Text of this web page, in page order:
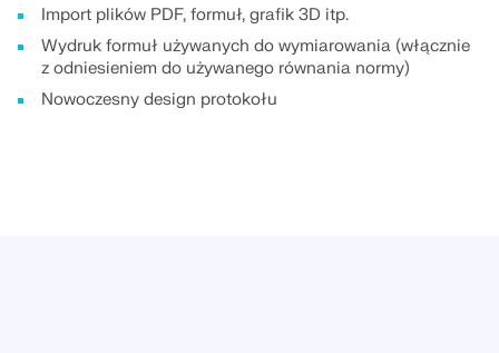
Import plików PDF, formuł, grafik 3D itp.
Wydruk formuł używanych do wymiarowania (włącznie
z odniesieniem do używanego równania normy)
Nowoczesny design protokołu